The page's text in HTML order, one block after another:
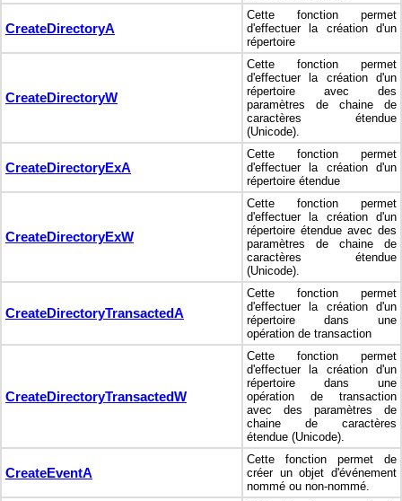
CreateDirectoryA
Cette fonction permet
d'effectuer la création d'un
répertoire
CreateDirectoryW
Cette fonction permet
d'effectuer la création d'un
répertoire avec des
paramètres de chaine de
caractères étendue
(Unicode).
CreateDirectoryExA
Cette fonction permet
d'effectuer la création d'un
répertoire étendue
CreateDirectoryExW
Cette fonction permet
d'effectuer la création d'un
répertoire étendue avec des
paramètres de chaine de
caractères étendue
(Unicode).
CreateDirectoryTransactedA
Cette fonction permet
d'effectuer la création d'un
répertoire dans une
opération de transaction
CreateDirectoryTransactedW
Cette fonction permet
d'effectuer la création d'un
répertoire dans une
opération de transaction
avec des paramètres de
chaine de caractères
étendue (Unicode).
CreateEventA
Cette fonction permet de
créer un objet d'événement
nommé ou non-nommé.